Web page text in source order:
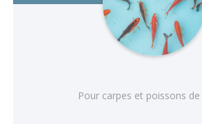
Pour carpes et poissons de